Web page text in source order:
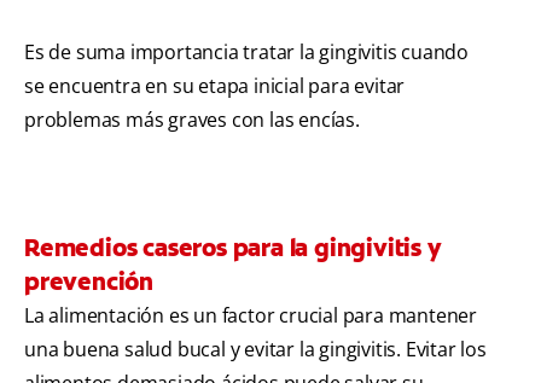
Es de suma importancia tratar la gingivitis cuando
se encuentra en su etapa inicial para evitar
problemas más graves con las encías.
Remedios caseros para la gingivitis y
prevención
La alimentación es un factor crucial para mantener
una buena salud bucal y evitar la gingivitis. Evitar los